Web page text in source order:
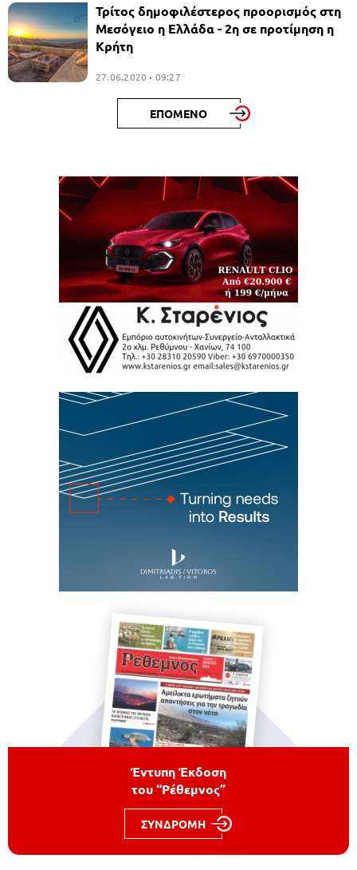
Τρίτος δημοφιλέστερος προορισμός στη
Μεσόγειο η Ελλάδα - 2η σε προτίμηση η
Κρήτη
27.06.2020 09:27
ΕΠΟΜΕΝΟ
Έντυπη Έκδοση
του “Ρέθεμνος”
ΣΥΝΔΡΟΜΗ